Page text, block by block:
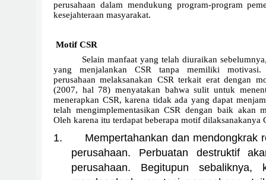
perusahaan dalam mendukung program-program
kesejahteraan masyarakat.
Motif CSR
Selain manfaat yang telah diuraikan
yang menjalankan CSR tanpa memiliki motivasi.
perusahaan melaksanakan CSR terkait erat dengan
(2007, hal 78) menyatakan bahwa sulit untuk
menerapkan CSR, karena tidak ada yang dapat
telah mengimplementasikan CSR dengan baik akan
Oleh karena itu terdapat beberapa motif dilaksanakanya
1.
Mempertahankan dan mendongkrak
perusahaan. Perbuatan destruktif
perusahaan. Begitupun sebaliknya,